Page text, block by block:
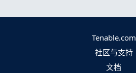
Tenable.com
社区与支持
文档